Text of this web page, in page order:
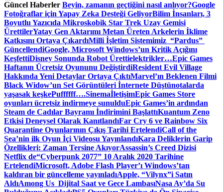
Güncel Haberler Beyin, zamanın geçtiğini nasıl anlıyor?Google
Fotoğraflar için Yapay Zeka Desteği GeliyorBilim İnsanları, 3
Boyutlu Yazıcıda Mikroskobik Star Trek Uzay Gemisi
ÜrettilerYatay Gen Aktarımı Metan Üreten Arkelerin İklime
Katkısını Ortaya ÇıkardıMilli İşletim Sistemimiz “Pardus”
GüncellendiGoogle, Microsoft Windows’un Kritik Açığını
KeşfettiDisney Sonunda Robot Ürettielektrikler…Epic Games
Haftanın Ücretsiz Oyununu DeğiştirdiResident Evil Village
Hakkında Yeni Detaylar Ortaya ÇıktıMarvel’ın Beklenen Filmi
Black Widow’un Set Görüntüleri İnternete Düştünotalarda
yaşasak keşkePuffffff….SinemaİletişimEpic Games Store
oyunları ücretsiz indirmeye sunulduEpic Games’in ardından
Steam de Cadılar Bayramı İndirimini BaşlattıKuantum Zeno
Etkisi Deneysel Olarak KanıtlandıFar Cry 6 ve Rainbow Six
Quarantine Oyunlarının Çıkış Tarihi ErtelendiCall of the
Sea’nin ilk Oyun İçi Videosu YayınlandıKara Deliklerin Garip
Özellikleri: Zaman Tersine AkıyorAssassin’s Creed Dizisi
Netflix de“Cyberpunk 2077” 10 Aralık 2020 Tarihine
ErtelendiMicrosoft, Adobe Flash Player’ı Windows’tan
kaldıran bir güncelleme yayınladıApple, “Vilynx”i Satın
AldıAmong Us Dijital Saat ve Gece LambasıNasa Ay’da Su